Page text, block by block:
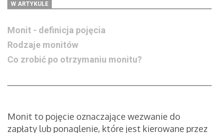
W ARTYKULE
Monit - definicja pojęcia
Rodzaje monitów
Co zrobić po otrzymaniu monitu?
Monit to pojęcie oznaczające wezwanie do
zapłaty lub ponaglenie, które jest kierowane przez